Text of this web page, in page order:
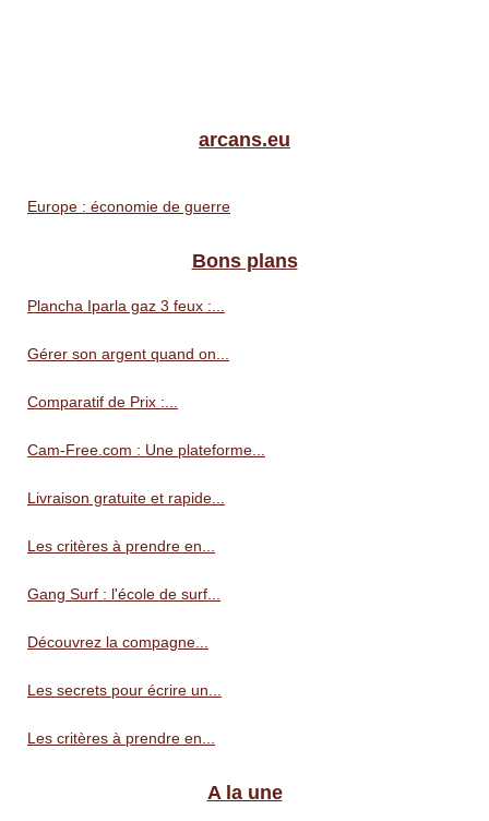
arcans.eu
Europe : économie de guerre
Bons plans
Plancha Iparla gaz 3 feux :...
Gérer son argent quand on...
Comparatif de Prix :...
Cam-Free.com : Une plateforme...
Livraison gratuite et rapide...
Les critères à prendre en...
Gang Surf : l'école de surf...
Découvrez la compagne...
Les secrets pour écrire un...
Les critères à prendre en...
A la une